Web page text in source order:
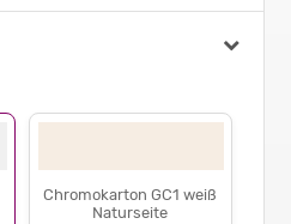
Chromokarton GC1 weiß
Naturseite